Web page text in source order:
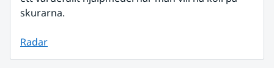
skurarna.
Radar